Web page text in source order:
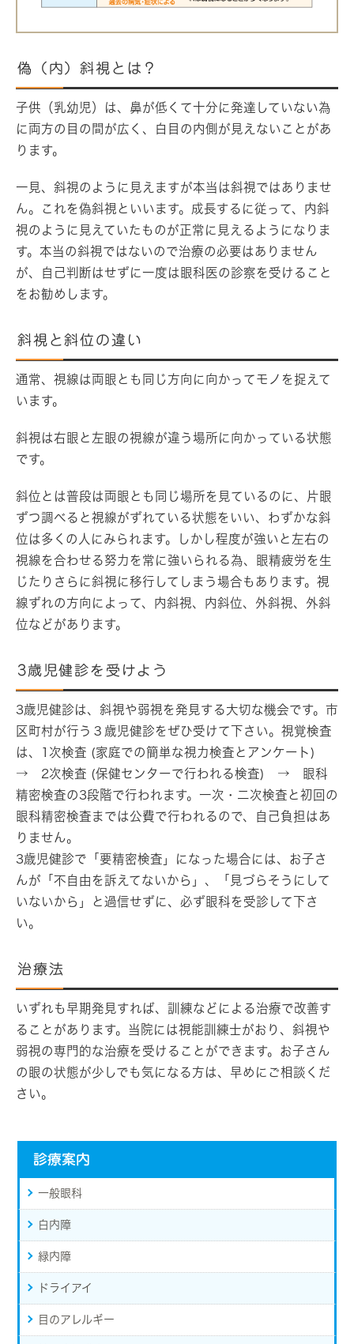
偽（内）斜視とは？
子供（乳幼児）は、鼻が低くて十分に発達していない為
に両方の目の間が広く、白目の内側が見えないことがあ
ります。
一見、斜視のように見えますが本当は斜視ではありませ
ん。これを偽斜視といいます。成長するに従って、内斜
視のように見えていたものが正常に見えるようになりま
す。本当の斜視ではないので治療の必要はありません
が、自己判断はせずに一度は眼科医の診察を受けること
をお勧めします。
斜視と斜位の違い
通常、視線は両眼とも同じ方向に向かってモノを捉えて
います。
斜視は右眼と左眼の視線が違う場所に向かっている状態
です。
斜位とは普段は両眼とも同じ場所を見ているのに、片眼
ずつ調べると視線がずれている状態をいい、わずかな斜
位は多くの人にみられます。しかし程度が強いと左右の
視線を合わせる努力を常に強いられる為、眼精疲労を生
じたりさらに斜視に移行してしまう場合もあります。視
線ずれの方向によって、内斜視、内斜位、外斜視、外斜
位などがあります。
3歳児健診を受けよう
3歳児健診は、斜視や弱視を発見する大切な機会です。市
区町村が行う３歳児健診をぜひ受けて下さい。視覚検査
は、1次検査 (家庭での簡単な視力検査とアンケート)
→ 2次検査 (保健センターで行われる検査) → 眼科
精密検査の3段階で行われます。一次・二次検査と初回の
眼科精密検査までは公費で行われるので、自己負担はあ
りません。
3歳児健診で「要精密検査」になった場合には、お子さ
んが「不自由を訴えてないから」、「見づらそうにして
いないから」と過信せずに、必ず眼科を受診して下さ
い。
治療法
いずれも早期発見すれば、訓練などによる治療で改善す
ることがあります。当院には視能訓練士がおり、斜視や
弱視の専門的な治療を受けることができます。お子さん
の眼の状態が少しでも気になる方は、早めにご相談くだ
さい。
診療案内
一般眼科
白内障
緑内障
ドライアイ
目のアレルギー